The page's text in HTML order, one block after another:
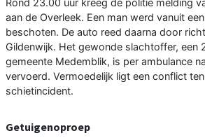
Rond 23.00 uur kreeg de politie melding
aan de Overleek. Een man werd vanuit
beschoten. De auto reed daarna door
Gildenwijk. Het gewonde slachtoffer, een
gemeente Medemblik, is per ambulance
vervoerd. Vermoedelijk ligt een conflict
schietincident.
Getuigenoproep